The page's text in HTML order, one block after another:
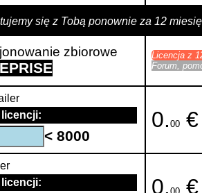
się z Tobą ponownie za 12
zbiorowe
Licencja z
Forum,
licencji:
< 8000
0. 00 €
licencji:
0. €